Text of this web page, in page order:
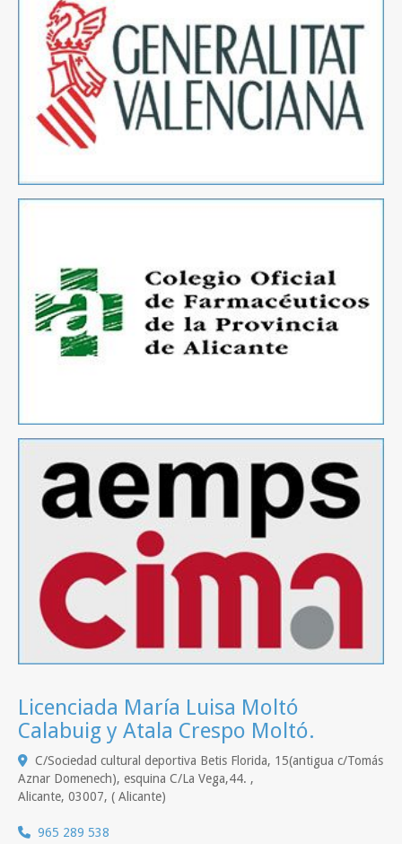
Licenciada María Luisa Moltó
Calabuig y Atala Crespo Moltó.
C/Sociedad cultural deportiva Betis Florida, 15(antigua c/Tomás
Aznar Domenech), esquina C/La Vega,44. ,
Alicante, 03007, ( Alicante)
965 289 538